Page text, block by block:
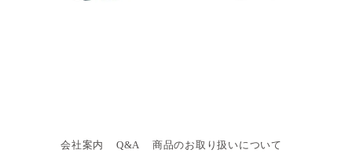
会社案内 Q&A 商品のお取り扱いについて